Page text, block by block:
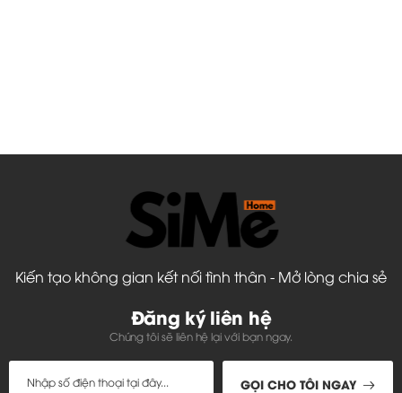
Kiến tạo không gian kết nối tình thân - Mở lòng chia sẻ
Đăng ký liên hệ
Chúng tôi sẽ liên hệ lại với bạn ngay.
GỌI CHO TÔI NGAY